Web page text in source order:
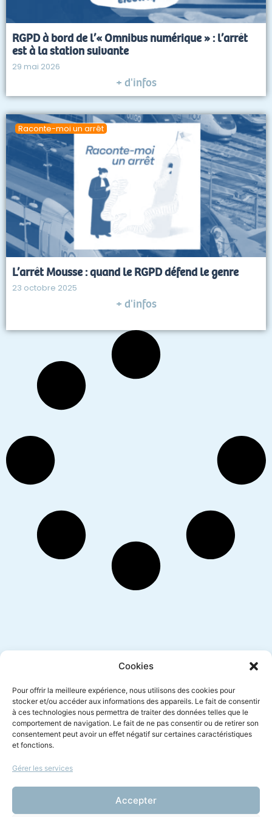
Cookies
Pour offrir la meilleure expérience, nous utilisons des cookies pour
stocker et/ou accéder aux informations des appareils. Le fait de consentir
à ces technologies nous permettra de traiter des données telles que le
comportement de navigation. Le fait de ne pas consentir ou de retirer son
consentement peut avoir un effet négatif sur certaines caractéristiques
et fonctions.
Gérer les services
Accepter
RGPD à bord de l’« Omnibus numérique » : l’arrêt
est à la station suivante
29 mai 2026
+ d'infos
Raconte-moi un arrêt
L’arrêt Mousse : quand le RGPD défend le genre
23 octobre 2025
+ d'infos
Inscription newsletter
Envoyer
Le droit à l'écoute
Amicus Curiae